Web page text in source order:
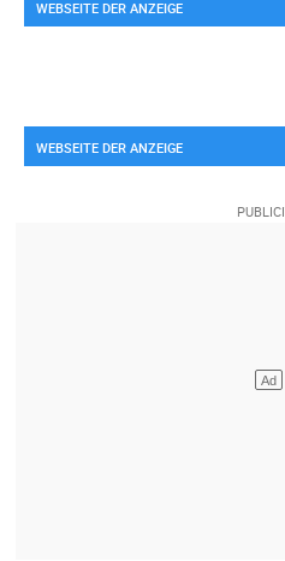
WEBSEITE DER ANZEIGE
WEBSEITE DER ANZEIGE